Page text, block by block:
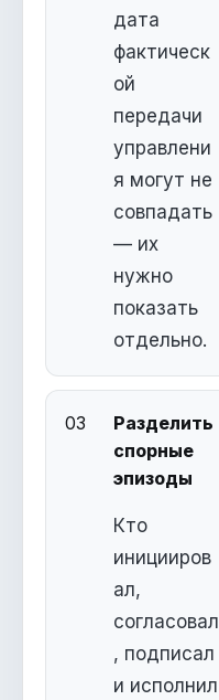
дата
фактическ
ой
передачи
управлени
я могут не
совпадать
— их
нужно
показать
отдельно.
03
Разделить
спорные
эпизоды
Кто
иницииров
ал,
согласовал
, подписал
и исполнил